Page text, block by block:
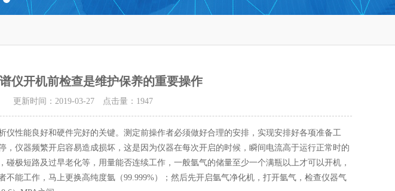
仪开机前检查是维护保养的重要操作
更新时间：2019-03-27 点击量： 1947
性能良好和硬件完好的关键。测定前操作者必须做好合理的安排，实现安排好各项准备工
，仪器频繁开启容易造成损坏，这是因为仪器在每次开启的时候，瞬间电流高于运行正常时的
极短路及过早老化等，用量能否连续工作，一般氩气的储量至少一个满瓶以上才可以开机，
能工作，马上更换高纯度氩（99.999%）；然后先开启氩气净化机，打开氩气，检查仪器气